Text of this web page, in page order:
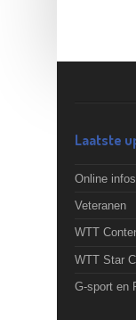
Laatste
Online
Veteranen
WTT
WTT Star
G-sport en